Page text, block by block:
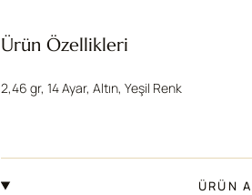
Ürün Özellikleri
2,46 gr, 14 Ayar, Altın, Yeşil Renk
ÜRÜN